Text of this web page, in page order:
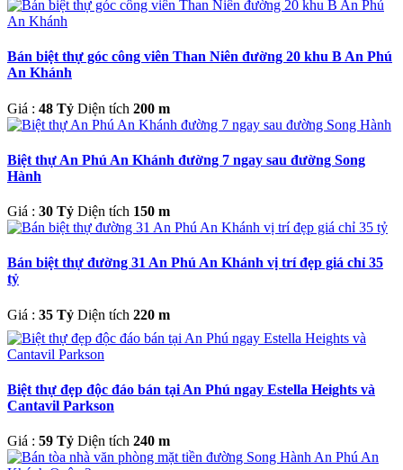
Bán biệt thự góc công viên Than Niên đường 20 khu B An Phú
An Khánh
Giá : 48 Tỷ Diện tích 200 m
Biệt thự An Phú An Khánh đường 7 ngay sau đường Song
Hành
Giá : 30 Tỷ Diện tích 150 m
Bán biệt thự đường 31 An Phú An Khánh vị trí đẹp giá chỉ 35
tỷ
Giá : 35 Tỷ Diện tích 220 m
Biệt thự đẹp độc đáo bán tại An Phú ngay Estella Heights và
Cantavil Parkson
Giá : 59 Tỷ Diện tích 240 m